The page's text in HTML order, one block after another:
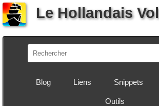
Le Hollandais
Blog Liens Snippets
Outils